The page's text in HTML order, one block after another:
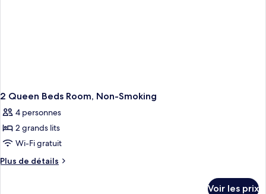
2 Queen Beds Room, Non-Smoking
4 personnes
2 grands lits
Wi-Fi gratuit
Plus de détails
Plus
Voir les prix